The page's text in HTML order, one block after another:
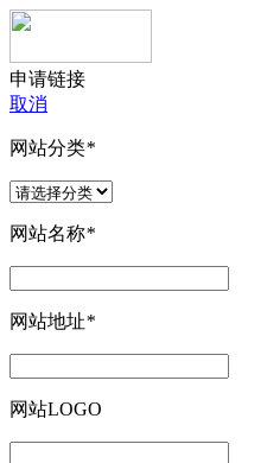
申请链接
取消
网站分类*
网站名称*
网站地址*
网站LOGO